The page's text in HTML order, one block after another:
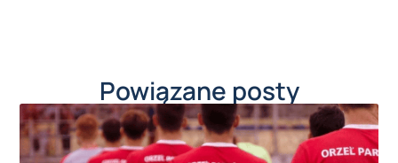
Powiązane posty